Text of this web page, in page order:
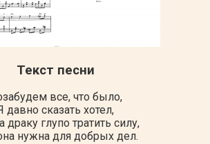
Текст песни
все, что было,
давно сказать хотел,
драку глупо тратить силу,
нужна для добрых дел.